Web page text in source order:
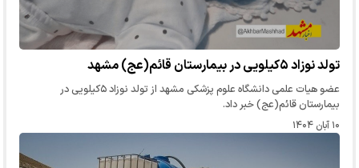
تولد نوزاد ۵کیلویی در بیمارستان قائم(عج) مشهد
عضو هیات علمی دانشگاه علوم پزشکی مشهد از تولد نوزاد ۵کیلویی در
بیمارستان قائم(عج) خبر داد.
۱۰ آبان ۱۴۰۴